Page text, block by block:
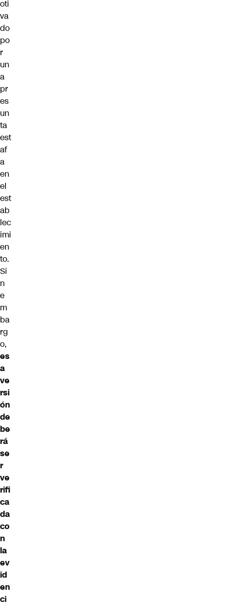
oti
va
do
po
r
un
a
pr
es
un
ta
est
af
a
en
el
est
ab
lec
imi
en
to.
Si
n
e
m
ba
rg
o,
es
a
ve
rsi
ón
de
be
rá
se
r
ve
rifi
ca
da
co
n
la
ev
id
en
ci